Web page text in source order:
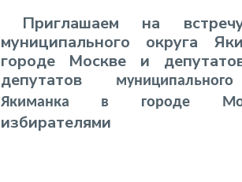
Приглашаем на
муниципального округа
городе Москве и
депутатов
Якиманка в городе
избирателями